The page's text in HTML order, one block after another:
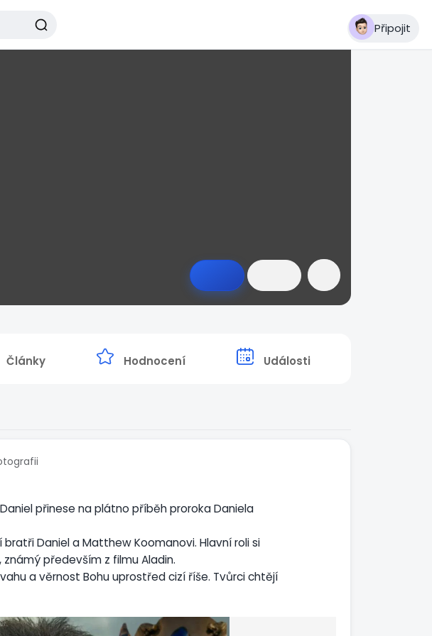
Připojit
Články Hodnocení Události
přinese na plátno příběh proroka Daniela
Daniel a Matthew Koomanovi. Hlavní roli si
především z filmu Aladin.
a věrnost Bohu uprostřed cizí říše. Tvůrci chtějí
včetně ohnivé pece a příběhu doupě lvové.